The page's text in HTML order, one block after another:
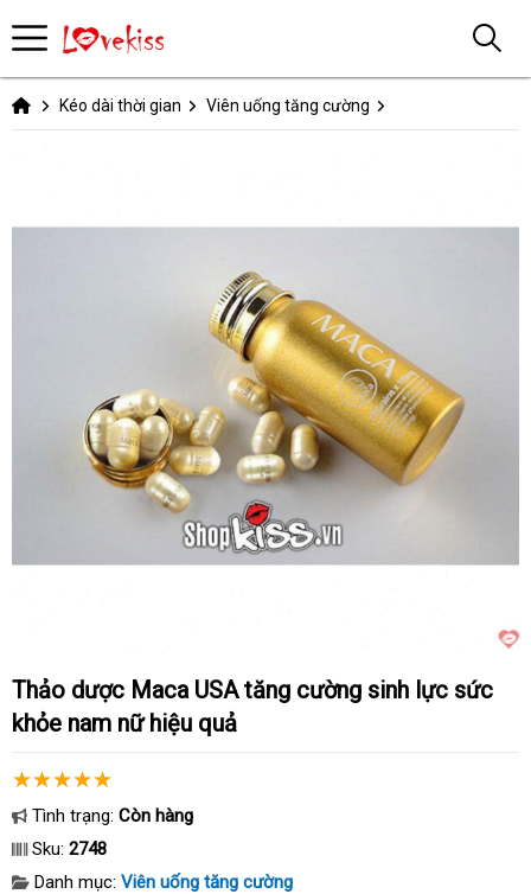
Kéo dài thời gian Viên uống tăng cường
Thảo dược Maca USA tăng cường sinh lực sức
khỏe nam nữ hiệu quả
Tình trạng: Còn hàng
Sku: 2748
Danh mục: Viên uống tăng cường